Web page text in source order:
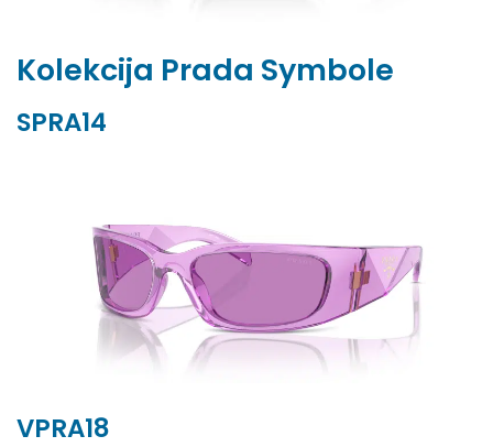
Kolekcija Prada Symbole
SPRA14
VPRA18